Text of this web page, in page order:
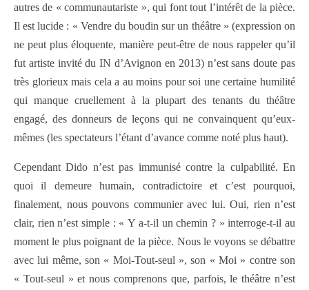
autres de « communautariste », qui font tout l’intérêt de la pièce.
Il est lucide : « Vendre du boudin sur un théâtre » (expression on
ne peut plus éloquente, manière peut-être de nous rappeler qu’il
fut artiste invité du IN d’Avignon en 2013) n’est sans doute pas
très glorieux mais cela a au moins pour soi une certaine humilité
qui manque cruellement à la plupart des tenants du théâtre
engagé, des donneurs de leçons qui ne convainquent qu’eux-
mêmes (les spectateurs l’étant d’avance comme noté plus haut).
Cependant Dido n’est pas immunisé contre la culpabilité. En
quoi il demeure humain, contradictoire et c’est pourquoi,
finalement, nous pouvons communier avec lui. Oui, rien n’est
clair, rien n’est simple : « Y a-t-il un chemin ? » interroge-t-il au
moment le plus poignant de la pièce. Nous le voyons se débattre
avec lui même, son « Moi-Tout-seul », son « Moi » contre son
« Tout-seul » et nous comprenons que, parfois, le théâtre n’est